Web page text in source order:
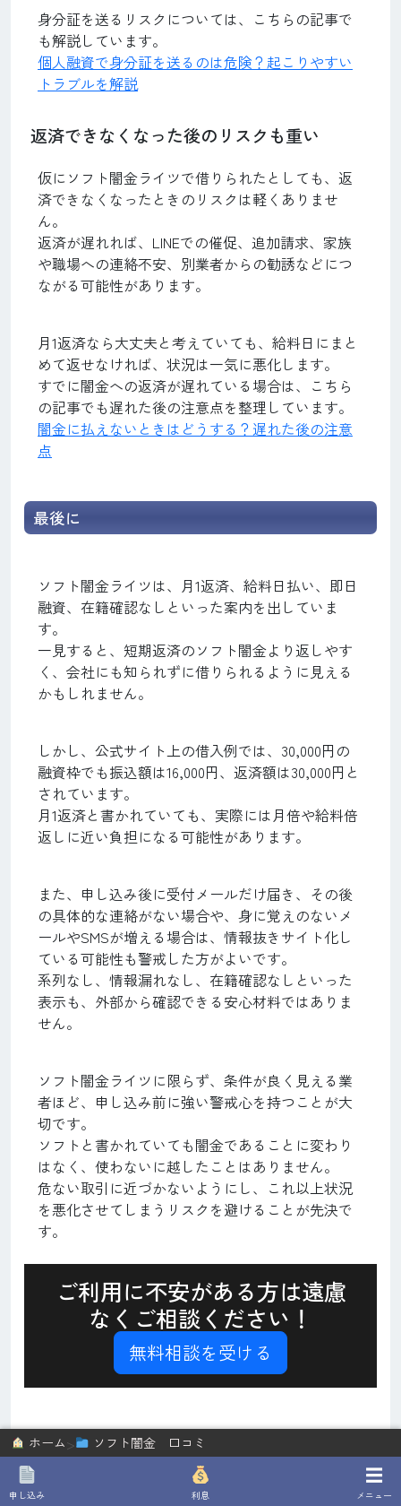
身分証を送るリスクについては、こちらの記事で
も解説しています。
個人融資で身分証を送るのは危険？起こりやすい
トラブルを解説
返済できなくなった後のリスクも重い
仮にソフト闇金ライツで借りられたとしても、返
済できなくなったときのリスクは軽くありませ
ん。
返済が遅れれば、LINEでの催促、追加請求、家族
や職場への連絡不安、別業者からの勧誘などにつ
ながる可能性があります。
月1返済なら大丈夫と考えていても、給料日にまと
めて返せなければ、状況は一気に悪化します。
すでに闇金への返済が遅れている場合は、こちら
の記事でも遅れた後の注意点を整理しています。
闇金に払えないときはどうする？遅れた後の注意
点
最後に
ソフト闇金ライツは、月1返済、給料日払い、即日
融資、在籍確認なしといった案内を出していま
す。
一見すると、短期返済のソフト闇金より返しやす
く、会社にも知られずに借りられるように見える
かもしれません。
しかし、公式サイト上の借入例では、30,000円の
融資枠でも振込額は16,000円、返済額は30,000円と
されています。
月1返済と書かれていても、実際には月倍や給料倍
返しに近い負担になる可能性があります。
また、申し込み後に受付メールだけ届き、その後
の具体的な連絡がない場合や、身に覚えのないメ
ールやSMSが増える場合は、情報抜きサイト化し
ている可能性も警戒した方がよいです。
系列なし、情報漏れなし、在籍確認なしといった
表示も、外部から確認できる安心材料ではありま
せん。
ソフト闇金ライツに限らず、条件が良く見える業
者ほど、申し込み前に強い警戒心を持つことが大
切です。
ソフトと書かれていても闇金であることに変わり
はなく、使わないに越したことはありません。
危ない取引に近づかないようにし、これ以上状況
を悪化させてしまうリスクを避けることが先決で
す。
ご利用に不安がある方は遠慮
なくご相談ください！
無料相談を受ける
ホーム> ソフト闇金 口コミ
申し込み 利息
☰
メニュー